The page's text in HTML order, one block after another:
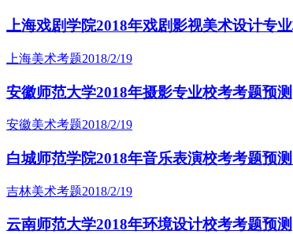
上海戏剧学院2018年戏剧影视美术设计专
上海美术考题2018/2/19
安徽师范大学2018年摄影专业校考考题预测
安徽美术考题2018/2/19
白城师范学院2018年音乐表演校考考题预测
吉林美术考题2018/2/19
云南师范大学2018年环境设计校考考题预测